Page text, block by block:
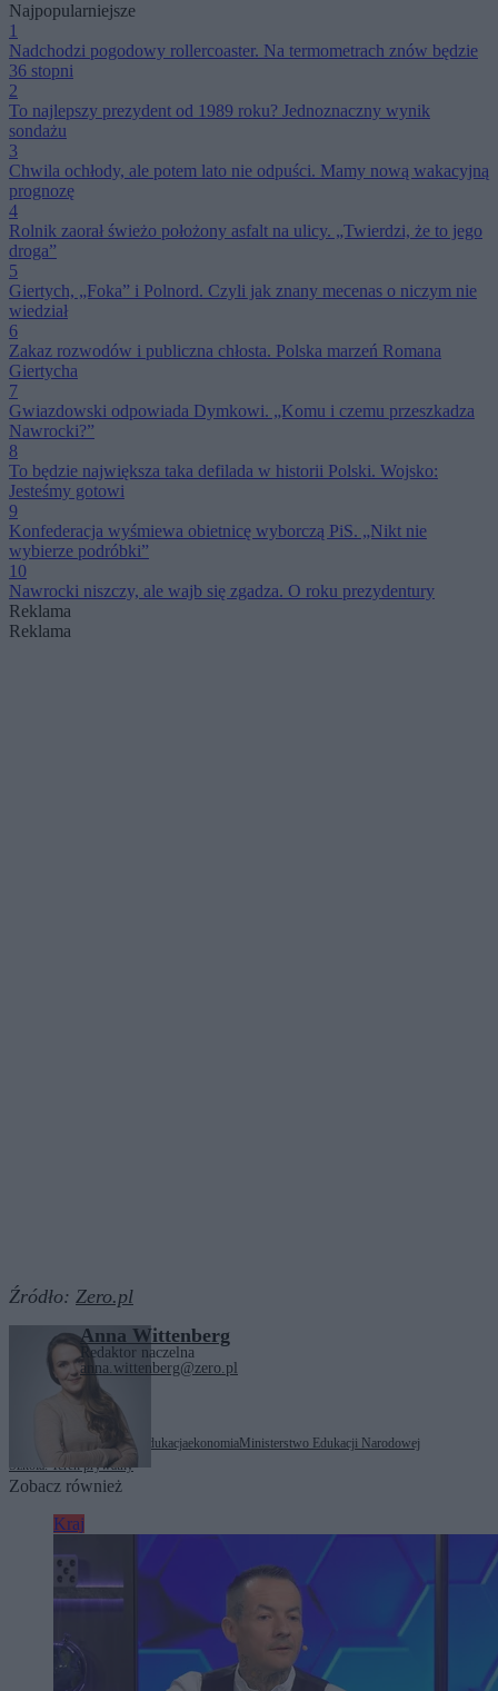
Najpopularniejsze
1
Nadchodzi pogodowy rollercoaster. Na termometrach znów będzie
36 stopni
2
To najlepszy prezydent od 1989 roku? Jednoznaczny wynik
sondażu
3
Chwila ochłody, ale potem lato nie odpuści. Mamy nową wakacyjną
prognozę
4
Rolnik zaorał świeżo położony asfalt na ulicy. „Twierdzi, że to jego
droga”
5
Giertych, „Foka” i Polnord. Czyli jak znany mecenas o niczym nie
wiedział
6
Zakaz rozwodów i publiczna chłosta. Polska marzeń Romana
Giertycha
7
Gwiazdowski odpowiada Dymkowi. „Komu i czemu przeszkadza
Nawrocki?”
8
To będzie największa taka defilada w historii Polski. Wojsko:
Jesteśmy gotowi
9
Konfederacja wyśmiewa obietnicę wyborczą PiS. „Nikt nie
wybierze podróbki”
10
Nawrocki niszczy, ale wajb się zgadza. O roku prezydentury
Reklama
Reklama
Źródło: Zero.pl
Anna Wittenberg
Redaktor naczelna
anna.wittenberg@zero.pl
Barbara Nowacka edukacjaekonomiaMinisterstwo Edukacji Narodowej
Szkoła. Teren prywatny
Zobacz również
Kraj